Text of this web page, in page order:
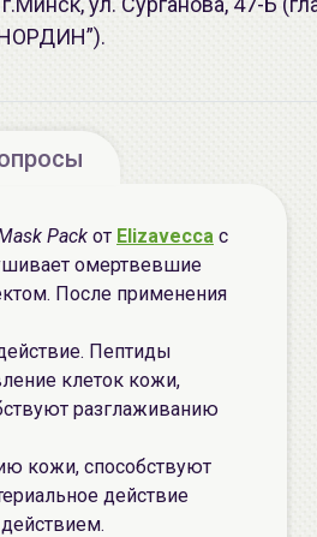
Pack от Elizavecca с
омертвевшие
После применения
Пептиды
клеток кожи,
разглаживанию
кожи, способствуют
действие